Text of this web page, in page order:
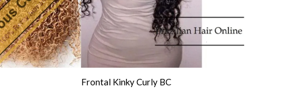
Frontal Kinky Curly BC